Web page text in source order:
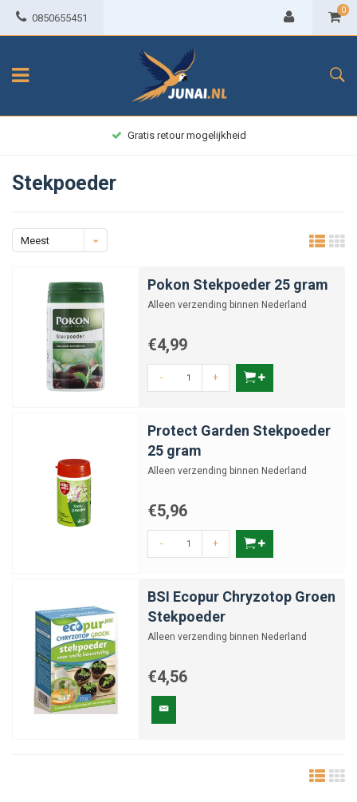
0850655451
0
Gratis retour mogelijkheid
Stekpoeder
Meest
Pokon Stekpoeder 25 gram
Alleen verzending binnen Nederland
€4,99
- +
Protect Garden Stekpoeder
25 gram
Alleen verzending binnen Nederland
€5,96
- +
BSI Ecopur Chryzotop Groen
Stekpoeder
Alleen verzending binnen Nederland
€4,56